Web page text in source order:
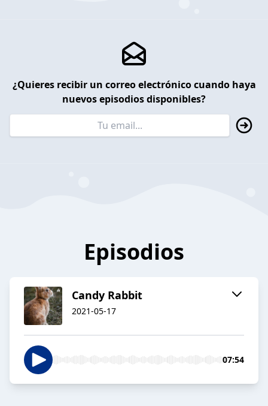
¿Quieres recibir un correo electrónico cuando haya
nuevos episodios disponibles?
Episodios
Candy Rabbit
2021-05-17
07:54